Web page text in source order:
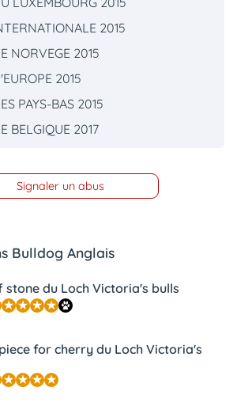
2015
NORVEGE 2015
2015
PAYS-BAS 2015
BELGIQUE 2017
Signaler un abus
Bulldog Anglais
stone du Loch Victoria's bulls
for cherry du Loch Victoria's